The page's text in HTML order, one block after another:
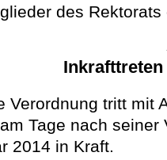
des
Verordnung tritt mit
Tage nach
2014 in Kraft.